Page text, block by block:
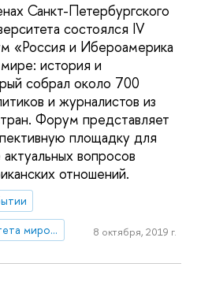
Санкт-Петербургского
состоялся IV
«Россия и Ибероамерика
история и
собрал около 700
и журналистов из
Форум представляет
площадку для
вопросов
отношений.
Научная комиссия факультета мировой экономики и мировой политики
8 октября, 2019 г.